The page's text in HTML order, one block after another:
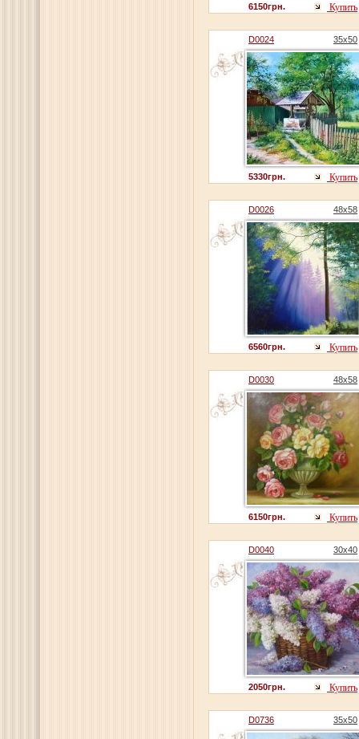
6150грн. Купить
D0024 35x50
5330грн. Купить
D0026 48x58
6560грн. Купить
D0030 48x58
6150грн. Купить
D0040 30x40
2050грн. Купить
D0736 35x50